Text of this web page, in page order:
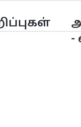
-